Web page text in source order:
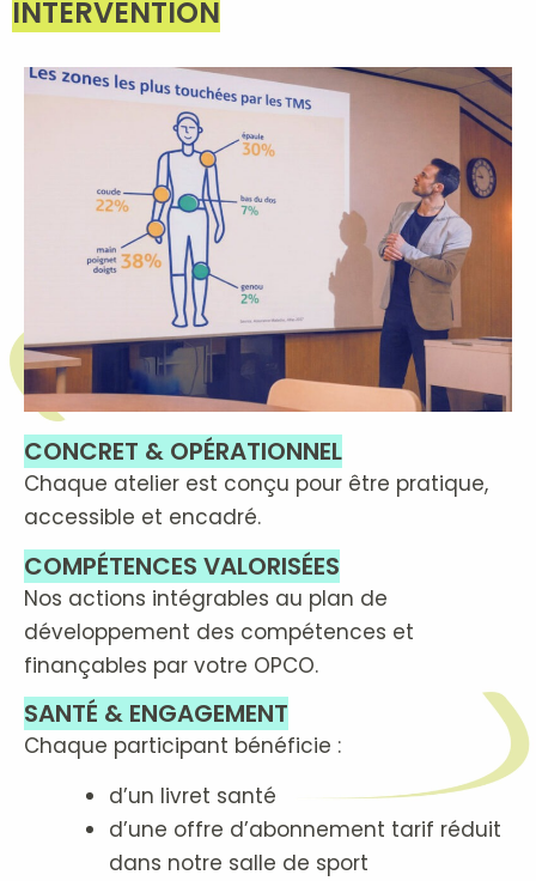
INTERVENTION
CONCRET & OPÉRATIONNEL
Chaque atelier est conçu pour être pratique,
accessible et encadré.
COMPÉTENCES VALORISÉES
Nos actions intégrables au plan de
développement des compétences et
finançables par votre OPCO.
SANTÉ & ENGAGEMENT
Chaque participant bénéficie :
d’un livret santé
d’une offre d’abonnement tarif réduit
dans notre salle de sport